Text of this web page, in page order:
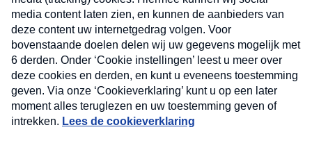
Nieuwsbrief
Neem hier een gratis abonnement op onze
nieuwsbrief. Elke vrijdag- en dinsdagochtend in uw